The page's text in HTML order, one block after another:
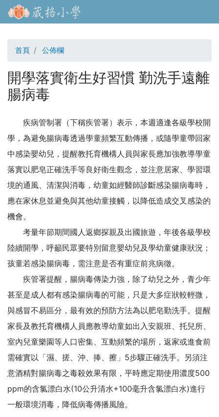
首頁 公佈欄
開學落實衛生好習慣 勤洗手遠離
腸病毒
疾病管制署（下稱疾管署）表示，本週適逢各級學校開
學，為避免腸病毒透過學童頻繁互動傳播，或隨學童帶回家
中感染嬰幼兒，提醒教托育機構人員與家長應加強教導學童
落實以肥皂正確洗手等良好衛生觀念，並注意居家、學習環
境的通風、清潔與消毒，幼童如經醫師診斷感染腸病毒時，
應在家休息並避免與其他幼童接觸，以降低造成交叉感染的
機會。
考量年節期間國人返鄉探親及出國旅遊，年後各級學校
陸續開學，呼籲民眾要特別留意嬰幼兒及學幼童健康狀況；
孩童若感染腸病毒，需注意是否有重症前兆病徵。
疾管署提醒，腸病毒傳染力強，除了幼兒之外，青少年
甚至是成人都有感染腸病毒的可能，只是大多症狀較輕微，
與感冒不易區分，最有效的預防方法為以肥皂勤洗手。提醒
家長及教托育機構人員應教導幼童如出入安親班、托兒所、
室內兒童樂園等人口密集、互動頻繁的場所，返家或進食前
需確實以「濕、搓、沖、捧、擦」5步驟正確洗手。另須注
意酒精對腸病毒之毒殺效果有限，平時應定期使用濃度500
ppm的含氯漂白水(10公升清水+100毫升含氯漂白水)進行
一般環境消毒，降低病毒傳播風險。